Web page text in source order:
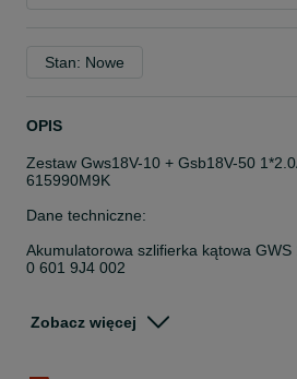
Stan: Nowe
OPIS
Zestaw Gws18V-10 + Gsb18V-50
615990M9K
Dane techniczne:
Akumulatorowa szlifierka kątowa GWS
0 601 9J4 002
Ciężar bez akumulatora: 2.1 kg
Zobacz więcej